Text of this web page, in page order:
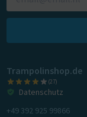
Trampolinshop.de
(27)
Datenschutz
+49 392 925 99866